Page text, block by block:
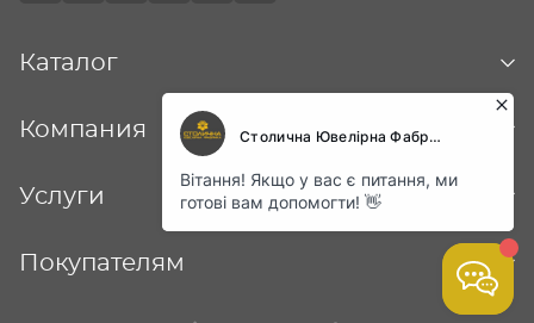
Каталог
Компания
Услуги
Покупателям